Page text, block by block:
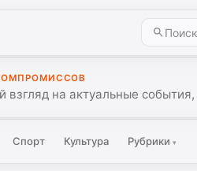
взгляд на актуальные
Спорт Культура Рубрики ▾